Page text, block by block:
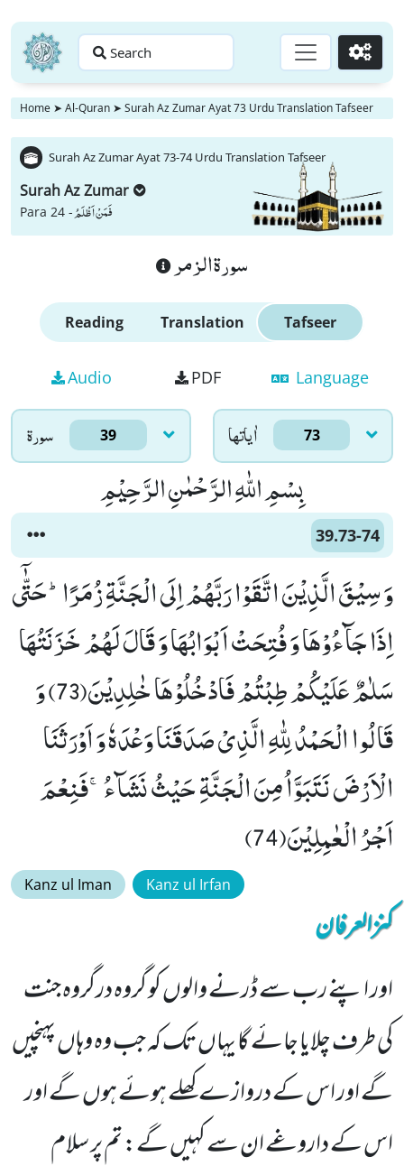
Search Go
Home ➤ Al-Quran ➤ Surah Az Zumar Ayat 73 Urdu Translation Tafseer
Surah Az Zumar Ayat 73-74 Urdu Translation Tafseer
Surah Az Zumar
Para 24 -فَمَنْ اَظْلَمُ
سورة الزمر
Reading Translation Tafseer
Audio PDF Language
سورۃ 39 اٰياتها 73
بِسْمِ اللّٰهِ الرَّحْمٰنِ الرَّحِیْمِ
39.73-74
وَ سِیْقَ الَّذِیْنَ اتَّقَوْا رَبَّهُمْ اِلَى الْجَنَّةِ زُمَرًاؕ-حَتّٰۤى
اِذَا جَآءُوْهَا وَ فُتِحَتْ اَبْوَابُهَا وَ قَالَ لَهُمْ خَزَنَتُهَا
سَلٰمٌ عَلَیْكُمْ طِبْتُمْ فَادْخُلُوْهَا خٰلِدِیْنَ(73) وَ
قَالُوا الْحَمْدُ لِلّٰهِ الَّذِیْ صَدَقَنَا وَعْدَهٗ وَ اَوْرَثَنَا
الْاَرْضَ نَتَبَوَّاُ مِنَ الْجَنَّةِ حَیْثُ نَشَآءُۚ-فَنِعْمَ
اَجْرُ الْعٰمِلِیْنَ(74)
Kanz ul Iman Kanz ul Irfan
کنزالعرفان
اور اپنے رب سے ڈرنے والوں کو گروہ درگروہ جنت
کی طرف چلایا جائے گا یہاں تک کہ جب وہ وہاں پہنچیں
گے اور اس کے دروازے کھلے ہوئے ہوں گے اور
اس کے داروغے ان سے کہیں گے: تم پر سلام